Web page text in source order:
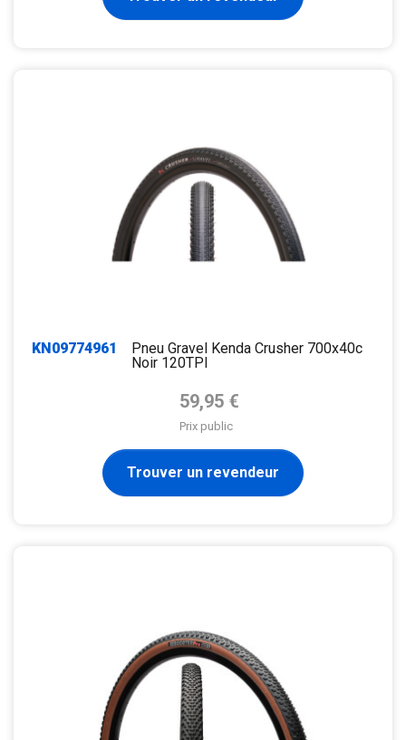
KN09774961
Pneu Gravel Kenda Crusher 700x40c
Noir 120TPI
Prix de base
59,95 €
Prix public
Trouver un revendeur